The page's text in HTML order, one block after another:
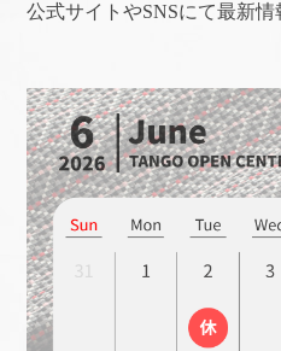
公式サイトやSNSにて最新情